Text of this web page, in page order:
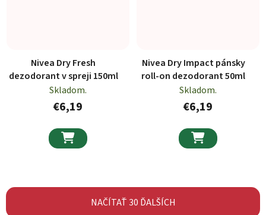
Nivea Dry Fresh
dezodorant v spreji 150ml
Skladom.
€6,19

Nivea Dry Impact pánsky
roll-on dezodorant 50ml
Skladom.
€6,19

NAČÍTAŤ 30 ĎALŠÍCH